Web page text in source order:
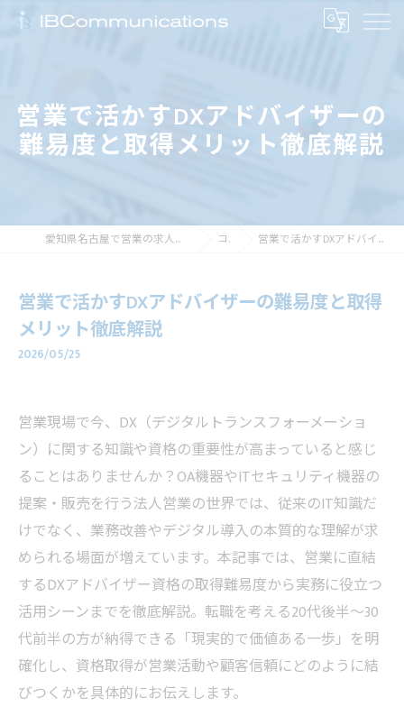
営業で活かすDXアドバイザーの
難易度と取得メリット徹底解説
愛知県名古屋で営業の求人なら株式会社アイビーコミュニケーションズ コラム 営業で活かすDXアドバイザーの難易度と取得メリット徹底解説
営業で活かすDXアドバイザーの難易度と取得
メリット徹底解説
2026/05/25
営業現場で今、DX（デジタルトランスフォーメーショ
ン）に関する知識や資格の重要性が高まっていると感じ
ることはありませんか？OA機器やITセキュリティ機器の
提案・販売を行う法人営業の世界では、従来のIT知識だ
けでなく、業務改善やデジタル導入の本質的な理解が求
められる場面が増えています。本記事では、営業に直結
するDXアドバイザー資格の取得難易度から実務に役立つ
活用シーンまでを徹底解説。転職を考える20代後半～30
代前半の方が納得できる「現実的で価値ある一歩」を明
確化し、資格取得が営業活動や顧客信頼にどのように結
びつくかを具体的にお伝えします。